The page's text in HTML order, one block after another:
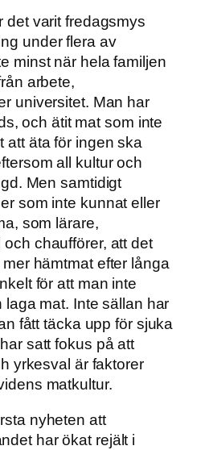
det varit fredagsmys
under flera av
minst när hela familjen
arbete,
universitet. Man har
och ätit mat som inte
att äta för ingen ska
all kultur och
Men samtidigt
som inte kunnat eller
som lärare,
chaufförer, att det
hämtmat efter långa
för att man inte
laga mat. Inte sällan har
fått täcka upp för sjuka
satt fokus på att
yrkesval är faktorer
matkultur.
nyheten att
har ökat rejält i